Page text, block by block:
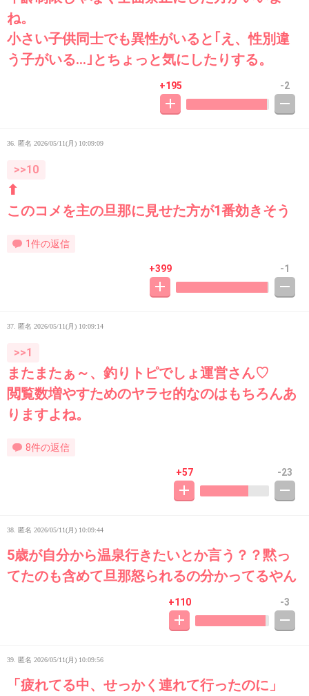
ね。
小さい子供同士でも異性がいると｢え、性別違
う子がいる…｣とちょっと気にしたりする。
+195 -2
36. 匿名 2026/05/11(月) 10:09:09
>>10
⬆
このコメを主の旦那に見せた方が1番効きそう
1件の返信
+399 -1
37. 匿名 2026/05/11(月) 10:09:14
>>1
またまたぁ～、釣りトピでしょ運営さん♡
閲覧数増やすためのヤラセ的なのはもちろんあ
りますよね。
8件の返信
+57 -23
38. 匿名 2026/05/11(月) 10:09:44
5歳が自分から温泉行きたいとか言う？？黙っ
てたのも含めて旦那怒られるの分かってるやん
+110 -3
39. 匿名 2026/05/11(月) 10:09:56
「疲れてる中、せっかく連れて行ったのに」